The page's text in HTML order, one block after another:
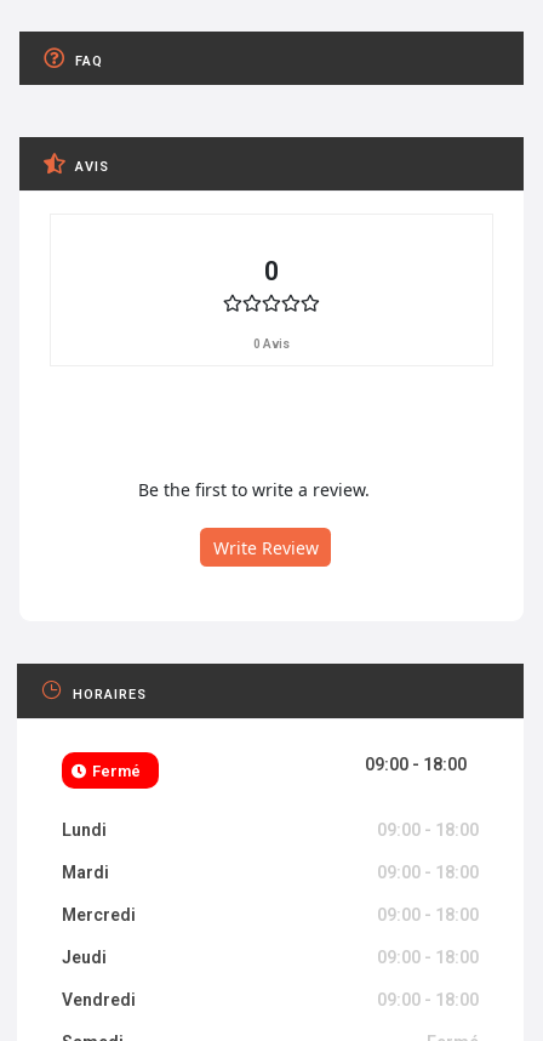
FAQ
AVIS
0
0 Avis
Be the first to write a review.
Write Review
HORAIRES
Fermé 09:00 - 18:00
Lundi 09:00 - 18:00
Mardi 09:00 - 18:00
Mercredi 09:00 - 18:00
Jeudi 09:00 - 18:00
Vendredi 09:00 - 18:00